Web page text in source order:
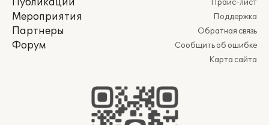
Публикации
Мероприятия
Партнеры
Форум
Прайс-лист
Поддержка
Обратная связь
Сообщить об ошибке
Карта сайта